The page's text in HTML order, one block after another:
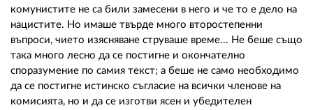
комунистите не са били замесени в него и че то е дело на
нацистите. Но имаше твърде много второстепенни
въпроси, чието изясняване струваше времe... Не беше също
така много лесно да се постигне и окончателно
споразумение по самия текст; а беше не само необходимо
да се постигне истинско съгласие на всички членове на
комисията, но и да се изготви ясен и убедителен